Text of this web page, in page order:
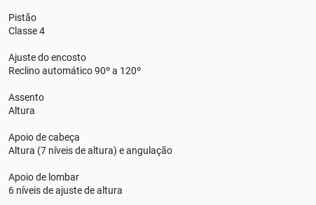
Pistão
Classe 4
Ajuste do encosto
Reclino automático 90º a 120º
Assento
Altura
Apoio de cabeça
Altura (7 níveis de altura) e angulação
Apoio de lombar
6 níveis de ajuste de altura